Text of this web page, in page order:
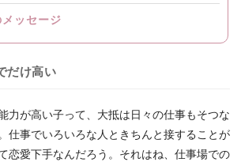
ッセージ
だけ高い
力が高い子って、大抵は日々の仕事もそつな
仕事でいろいろな人ときちんと接することが
恋愛下手なんだろう。それはね、仕事場での